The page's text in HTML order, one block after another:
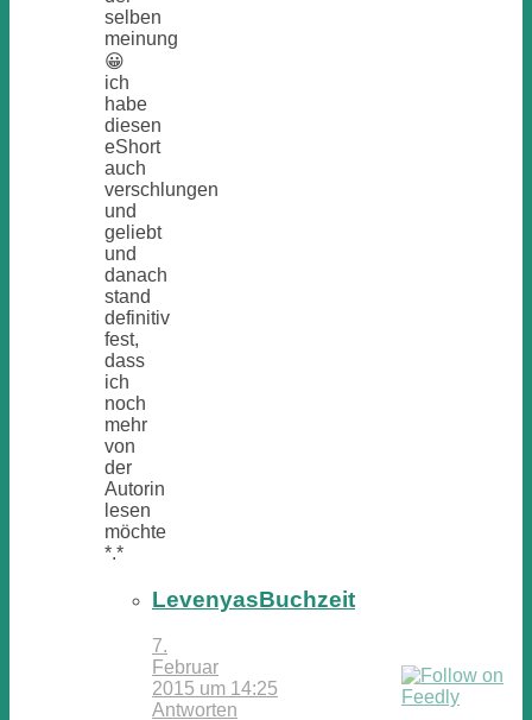
selben
meinung
😀
ich
habe
diesen
eShort
auch
verschlungen
und
geliebt
und
danach
stand
definitiv
fest,
dass
ich
noch
mehr
von
der
Autorin
lesen
möchte
*.*
LevenyasBuchzeit
7.
Februar
2015 um 14:25
Antworten